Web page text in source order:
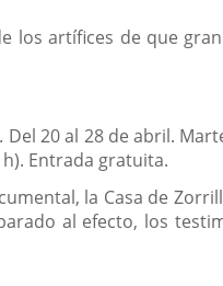
los artífices de que
20 al 28 de abril.
Entrada gratuita.
la Casa de
al efecto, los